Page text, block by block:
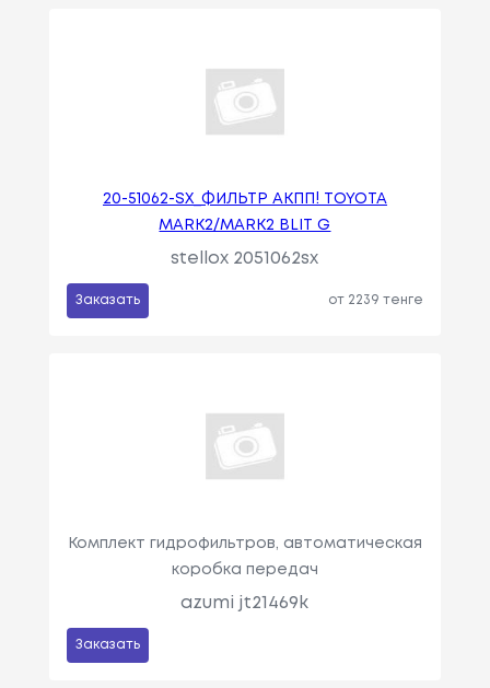
20-51062-SX_ФИЛЬТР АКПП! TOYOTA
MARK2/MARK2 BLIT G
stellox 2051062sx
Заказать от 2239 тенге
Комплект гидрофильтров, автоматическая
коробка передач
azumi jt21469k
Заказать